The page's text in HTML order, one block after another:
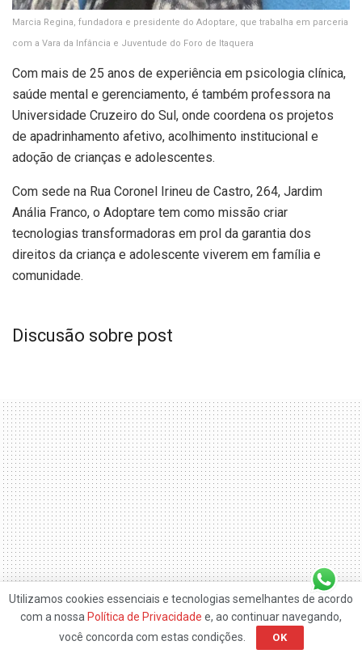
Marcia Regina, fundadora e presidente do Adoptare, que trabalha em parceria
com a Vara da Infância e Juventude do Foro de Itaquera
Com mais de 25 anos de experiência em psicologia clínica,
saúde mental e gerenciamento, é também professora na
Universidade Cruzeiro do Sul, onde coordena os projetos
de apadrinhamento afetivo, acolhimento institucional e
adoção de crianças e adolescentes.
Com sede na Rua Coronel Irineu de Castro, 264, Jardim
Anália Franco, o Adoptare tem como missão criar
tecnologias transformadoras em prol da garantia dos
direitos da criança e adolescente viverem em família e
comunidade.
Discusão sobre post
Utilizamos cookies essenciais e tecnologias semelhantes de acordo
com a nossa Política de Privacidade e, ao continuar navegando,
você concorda com estas condições.
OK